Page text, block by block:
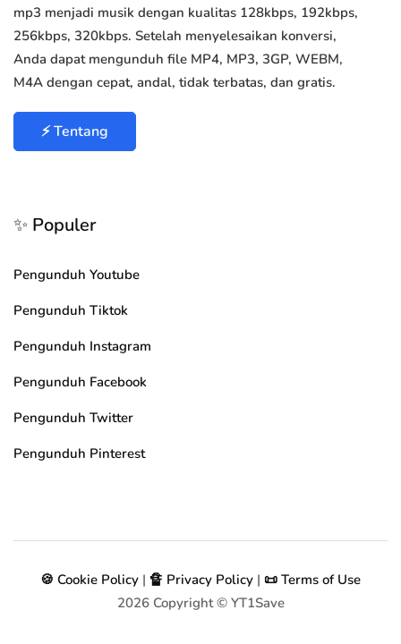
mp3 menjadi musik dengan kualitas 128kbps, 192kbps,
256kbps, 320kbps. Setelah menyelesaikan konversi,
Anda dapat mengunduh file MP4, MP3, 3GP, WEBM,
M4A dengan cepat, andal, tidak terbatas, dan gratis.
⚡ Tentang
✨ Populer
Pengunduh Youtube
Pengunduh Tiktok
Pengunduh Instagram
Pengunduh Facebook
Pengunduh Twitter
Pengunduh Pinterest
🍪 Cookie Policy | 🔏 Privacy Policy | 📜 Terms of Use
2026Copyright © YT1Save